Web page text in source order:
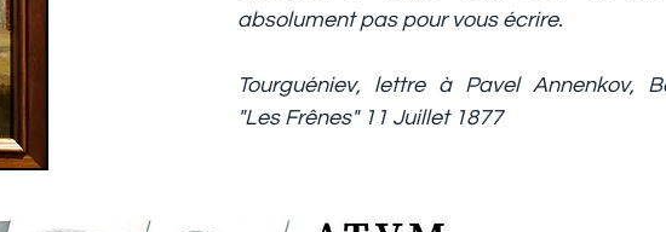
absolument pas pour vous écrire.
Tourguéniev, lettre à Pavel Annenkov,
"Les Frênes" 11 Juillet 1877